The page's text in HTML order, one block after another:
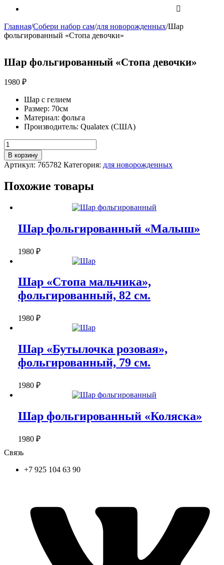
Главная/Собери набор сам/для новорожденных/Шар
фольгированный «Стопа девочки»
Шар фольгированный «Стопа девочки»
1980 ₽
Шар с гелием
Размер: 70см
Материал: фольга
Производитель: Qualatex (США)
Количество
Шар
фольгированный
"Стопа
В корзину
Артикул: 765782 Категория: для новорожденных
Похожие товары
Шар фольгированный «Малыш»
1980 ₽
Шар «Стопа мальчика»,
фольгированный, 82 см.
1980 ₽
Шар «Бутылочка розовая»,
фольгированный, 79 см.
1980 ₽
Шар фольгированный «Коляска»
1980 ₽
Связь
+7 925 104 63 90